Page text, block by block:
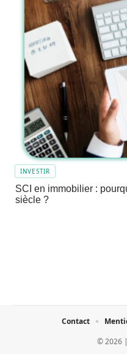
INVESTIR
SCI en immobilier :
siècle ?
© 2026
Contact